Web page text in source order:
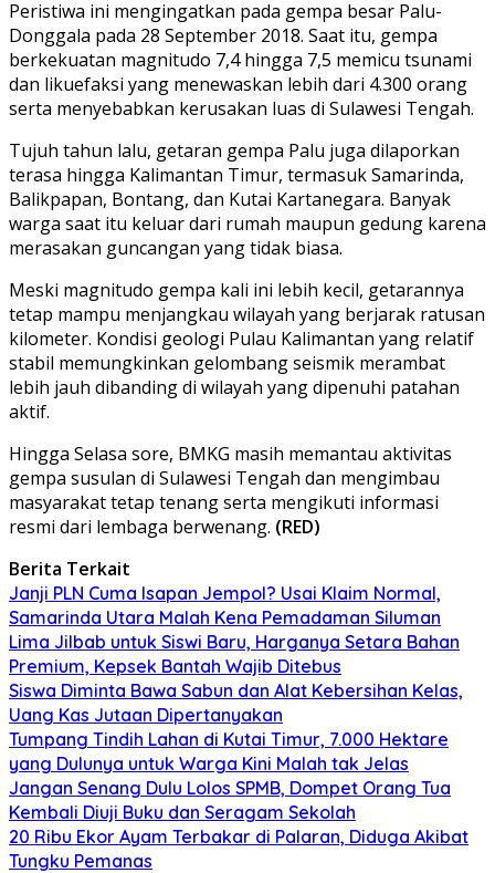
Peristiwa ini mengingatkan pada gempa besar Palu-
Donggala pada 28 September 2018. Saat itu, gempa
berkekuatan magnitudo 7,4 hingga 7,5 memicu tsunami
dan likuefaksi yang menewaskan lebih dari 4.300 orang
serta menyebabkan kerusakan luas di Sulawesi Tengah.
Tujuh tahun lalu, getaran gempa Palu juga dilaporkan
terasa hingga Kalimantan Timur, termasuk Samarinda,
Balikpapan, Bontang, dan Kutai Kartanegara. Banyak
warga saat itu keluar dari rumah maupun gedung karena
merasakan guncangan yang tidak biasa.
Meski magnitudo gempa kali ini lebih kecil, getarannya
tetap mampu menjangkau wilayah yang berjarak ratusan
kilometer. Kondisi geologi Pulau Kalimantan yang relatif
stabil memungkinkan gelombang seismik merambat
lebih jauh dibanding di wilayah yang dipenuhi patahan
aktif.
Hingga Selasa sore, BMKG masih memantau aktivitas
gempa susulan di Sulawesi Tengah dan mengimbau
masyarakat tetap tenang serta mengikuti informasi
resmi dari lembaga berwenang. (RED)
Berita Terkait
Janji PLN Cuma Isapan Jempol? Usai Klaim Normal,
Samarinda Utara Malah Kena Pemadaman Siluman
Lima Jilbab untuk Siswi Baru, Harganya Setara Bahan
Premium, Kepsek Bantah Wajib Ditebus
Siswa Diminta Bawa Sabun dan Alat Kebersihan Kelas,
Uang Kas Jutaan Dipertanyakan
Tumpang Tindih Lahan di Kutai Timur, 7.000 Hektare
yang Dulunya untuk Warga Kini Malah tak Jelas
Jangan Senang Dulu Lolos SPMB, Dompet Orang Tua
Kembali Diuji Buku dan Seragam Sekolah
20 Ribu Ekor Ayam Terbakar di Palaran, Diduga Akibat
Tungku Pemanas